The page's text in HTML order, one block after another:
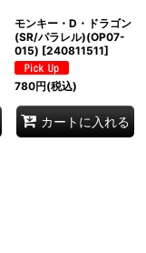
モンキー・D・ドラゴン
(SR/パラレル)(OP07-
015) [240811511]
780円(税込)
カートに入れる